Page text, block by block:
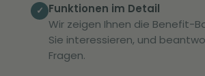
✓ Funktionen im Detail
Wir zeigen Ihnen die Benefit-
Sie interessieren, und
Fragen.